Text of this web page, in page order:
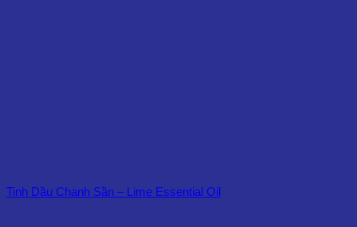
Tinh Dầu Chanh Sần – Lime Essential Oil